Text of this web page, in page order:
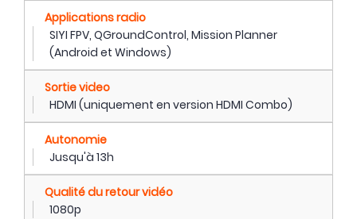
Applications radio
SIYI FPV, QGroundControl, Mission Planner
(Android et Windows)
Sortie video
HDMI (uniquement en version HDMI Combo)
Autonomie
Jusqu'à 13h
Qualité du retour vidéo
1080p